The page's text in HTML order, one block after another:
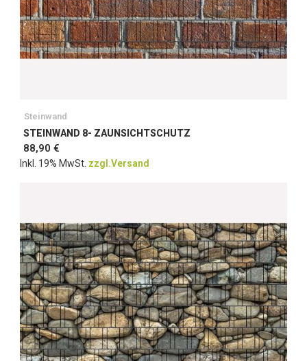
Steinwand
STEINWAND 8- ZAUNSICHTSCHUTZ
88,90 €
Inkl. 19% MwSt. zzgl.Versand